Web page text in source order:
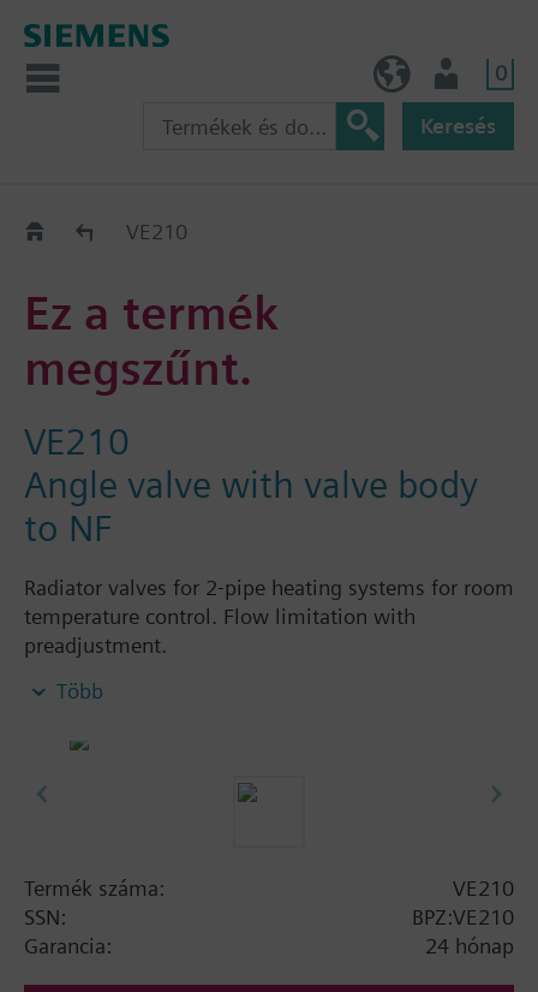
0
Keresés
Régi-Új Kiváltási segédlet
VE210
Ez a termék
megszűnt.
VE210
Angle valve with valve body
to NF
Radiator valves for 2-pipe heating systems for room
temperature control. Flow limitation with
preadjustment.
További információ
actuators and radiator controllers
SSA.../STA../RT../REH..
Több
Termék száma:
VE210
SSN:
BPZ:VE210
Garancia:
24 hónap